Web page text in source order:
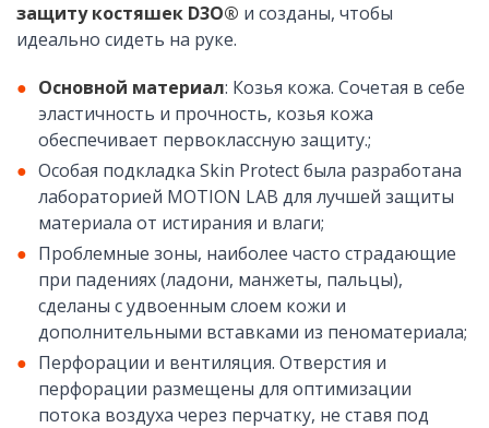
защиту костяшек D3O® и созданы, чтобы
идеально сидеть на руке.
Основной материал: Козья кожа. Сочетая в себе
эластичность и прочность, козья кожа
обеспечивает первоклассную защиту.;
Особая подкладка Skin Protect была разработана
лабораторией MOTION LAB для лучшей защиты
материала от истирания и влаги;
Проблемные зоны, наиболее часто страдающие
при падениях (ладони, манжеты, пальцы),
сделаны с удвоенным слоем кожи и
дополнительными вставками из пеноматериала;
Перфорации и вентиляция. Отверстия и
перфорации размещены для оптимизации
потока воздуха через перчатку, не ставя под